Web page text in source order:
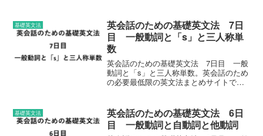
基礎英文法
英会話のための基礎英文法 7日
目 一般動詞と「s」と三人称単
数
英会話のための基礎英文法 7日目 一般
動詞と「s」と三人称単数。英会話のため
の必要最低限の英文法まとめサイトで
解説します。
基礎英文法
英会話のための基礎英文法 6日
目 一般動詞と自動詞と他動詞